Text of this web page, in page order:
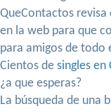
QueContactos
en la web para que
para amigos de todo
Cientos de singles en
¿a que esperas?
La búsqueda de una